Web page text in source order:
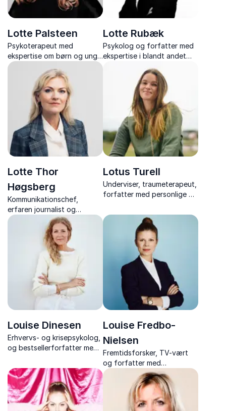
Lotte Palsteen
Psykoterapeut med
ekspertise om børn og unge
med foredrag om
teenagers, børn og
forældrerelationer
Lotte Rubæk
Psykolog og forfatter med
ekspertise i blandt andet
og digitale risikoadfærd
Lotte Thor
Høgsberg
Kommunikationschef,
erfaren journalist og
moderator med mere end 25
års erfaring fra den danske
mediebranche, skaber
nærværende og dynamiske
samtaler på scenen.
Lotus Turell
Underviser, traumeterapeut,
forfatter med personlige og
mønstre, styrke børn og
skabe varig forandring
Louise Dinesen
Erhvervs- og krisepsykolog,
og bestsellerforfatter med
arbejdskultur, risikoledelse
og transitioner i
organisationer.
Louise Fredbo-
Nielsen
Fremtidsforsker, TV-vært
og forfatter med
inspirerende foredrag om
innovation, forandring og
fremtidens trends.